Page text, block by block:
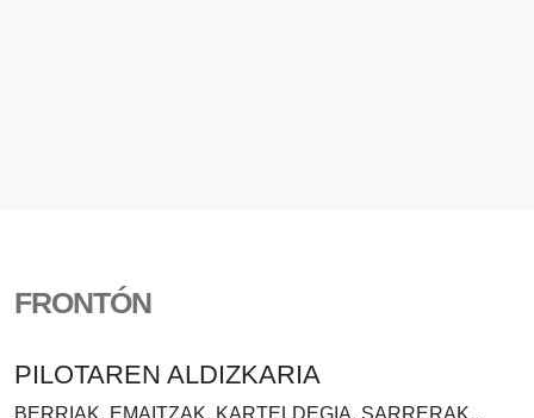
FRONTÓN
PILOTAREN ALDIZKARIA